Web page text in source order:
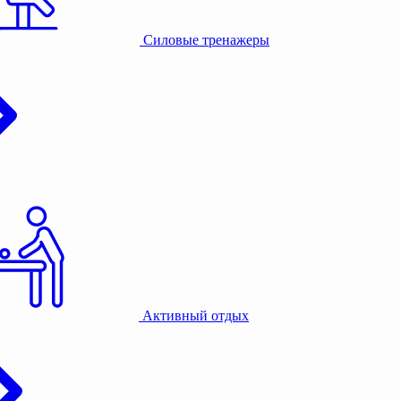
Силовые тренажеры
Активный отдых